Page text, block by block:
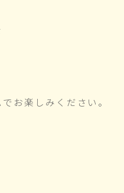
お楽しみください。